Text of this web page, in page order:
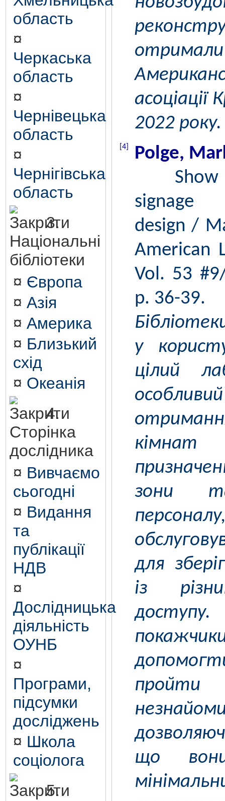
область
¤
Черкаська
область
¤
Чернівецька
область
¤
Чернігівська
область
3.
Національні
бібліотеки
¤ Європа
¤ Азія
¤ Америка
¤ Близький
схід
¤ Океанія
4.
Сторінка
дослідника
¤ Вивчаємо
сьогодні
¤ Видання
та
публікації
НДВ
¤
Дослідницька
діяльність
ОУНБ
¤
Програми,
підсумки
досліджень
¤ Школа
соціолога
5.
асоціації
2022 року.
[4]
Polge,
Show
signage
design /
American
Vol. 53
p. 36-39.
у
цілий
зони
для
із
що